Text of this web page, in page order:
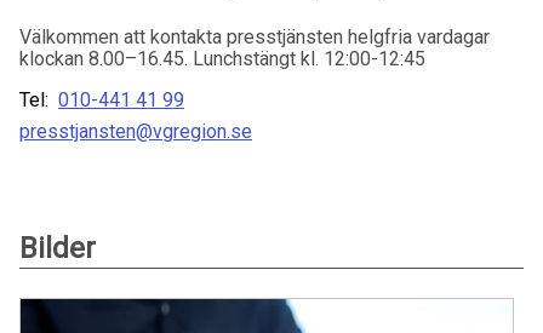
Välkommen att kontakta presstjänsten helgfria vardagar
klockan 8.00–16.45. Lunchstängt kl. 12:00-12:45
Tel: 010-441 41 99
presstjansten@vgregion.se
Bilder